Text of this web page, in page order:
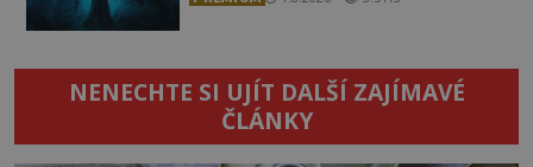
NENECHTE SI UJÍT DALŠÍ ZAJÍMAVÉ
ČLÁNKY